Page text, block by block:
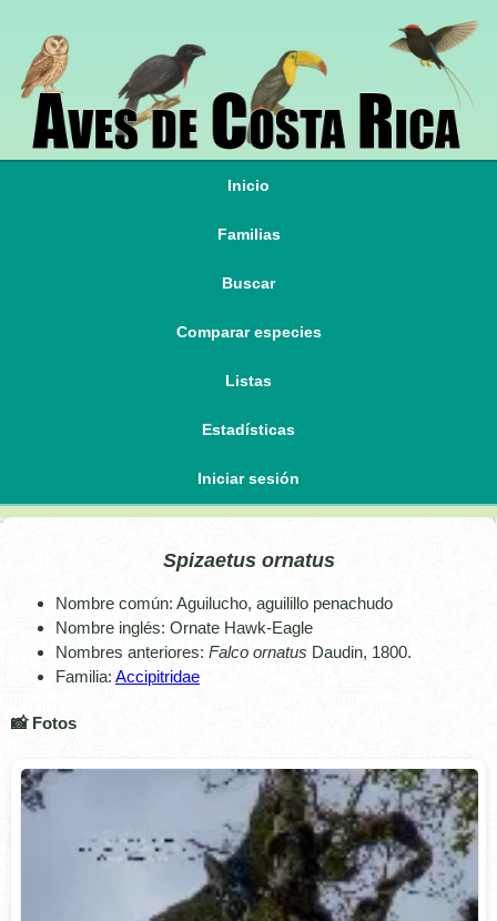
Inicio
Familias
Buscar
Comparar especies
Listas
Estadísticas
Iniciar sesión
Spizaetus ornatus
Nombre común: Aguilucho, aguilillo penachudo
Nombre inglés: Ornate Hawk-Eagle
Nombres anteriores: Falco ornatus Daudin, 1800.
Familia: Accipitridae
📸 Fotos